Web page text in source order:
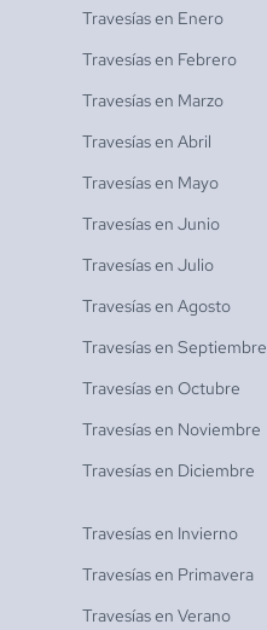
Travesías en Enero
Travesías en Febrero
Travesías en Marzo
Travesías en Abril
Travesías en Mayo
Travesías en Junio
Travesías en Julio
Travesías en Agosto
Travesías en Septiembre
Travesías en Octubre
Travesías en Noviembre
Travesías en Diciembre
Travesías en Invierno
Travesías en Primavera
Travesías en Verano